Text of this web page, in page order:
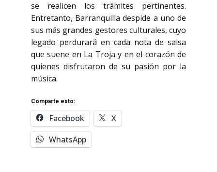
se realicen los trámites pertinentes.
Entretanto, Barranquilla despide a uno de
sus más grandes gestores culturales, cuyo
legado perdurará en cada nota de salsa
que suene en La Troja y en el corazón de
quienes disfrutaron de su pasión por la
música.
Comparte esto:
Facebook
X
WhatsApp